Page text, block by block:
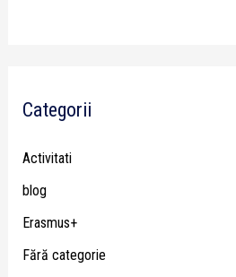
Categorii
Activitati
blog
Erasmus+
Fără categorie